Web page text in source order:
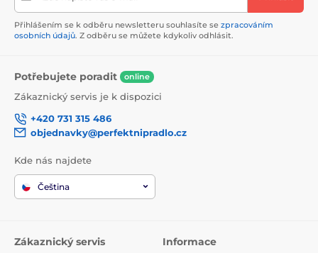
Přihlášením se k odběru newsletteru souhlasíte se zpracováním
osobních údajů. Z odběru se můžete kdykoliv odhlásit.
Potřebujete poradit online
Zákaznický servis je k dispozici
+420 731 315 486
objednavky@perfektnipradlo.cz
Kde nás najdete
Čeština
Zákaznický servis Informace